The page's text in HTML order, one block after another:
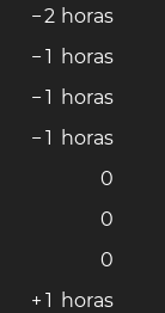
−2 horas
− 1 horas
− 1 horas
− 1 horas
0
0
0
+ 1 horas